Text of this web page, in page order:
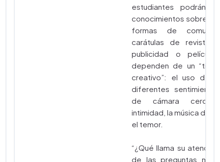
estudiantes podrán
conocimientos sobre
formas de
carátulas de revista,
publicidad o
dependen de un “tipo
creativo”: el uso del
diferentes
de cámara
intimidad, la música de
el temor.
“¿Qué llama su
de las preguntas más